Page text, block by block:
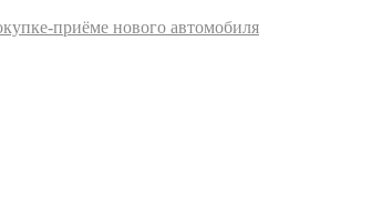
приёме нового автомобиля